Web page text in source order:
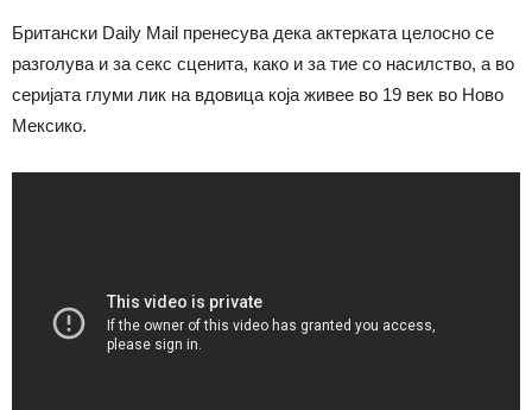
Британски Daily Mail пренесува дека актерката целосно се
разголува и за секс сценита, како и за тие со насилство, а во
серијата глуми лик на вдовица која живее во 19 век во Ново
Мексико.